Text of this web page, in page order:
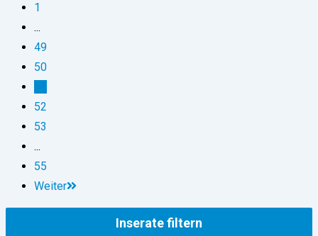
1
...
49
50
52
53
...
55
Weiter
Inserate filtern